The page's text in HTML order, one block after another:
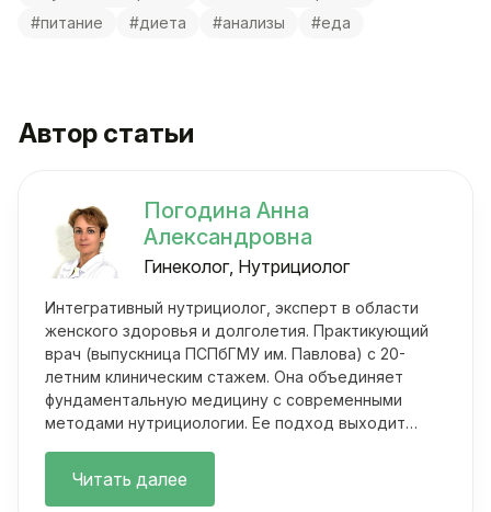
#питание
#диета #анализы #еда
Автор статьи
Погодина Анна
Александровна
Гинеколог, Нутрициолог
Интегративный нутрициолог, эксперт в области
женского здоровья и долголетия. Практикующий
врач (выпускница ПСПбГМУ им. Павлова) с 20-
летним клиническим стажем. Она объединяет
фундаментальную медицину с современными
методами нутрициологии. Ее подход выходит
Читать далее